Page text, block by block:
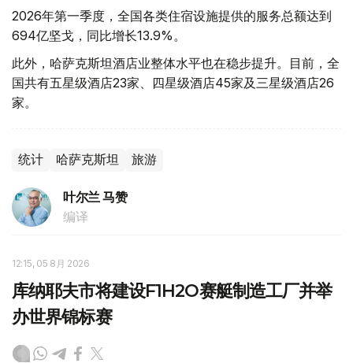
2026年第一季度，全国各类住宿设施提供的服务总额达到
694亿坚戈，同比增长13.9%。
此外，哈萨克斯坦酒店业整体水平也在稳步提升。目前，全
国共有五星级酒店23家、四星级酒店45家及三星级酒店26
家。
统计 哈萨克斯坦 旅游
叶尔兰 马赞
编译
12:15, 05 8月 2026
库纳耶夫市将建设F1H2O赛艇制造工厂并举
办世界锦标赛